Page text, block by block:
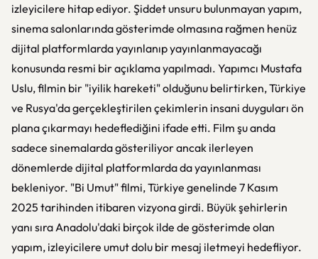
izleyicilere hitap ediyor. Şiddet unsuru bulunmayan yapım,
sinema salonlarında gösterimde olmasına rağmen henüz
dijital platformlarda yayınlanıp yayınlanmayacağı
konusunda resmi bir açıklama yapılmadı. Yapımcı Mustafa
Uslu, filmin bir "iyilik hareketi" olduğunu belirtirken, Türkiye
ve Rusya'da gerçekleştirilen çekimlerin insani duyguları ön
plana çıkarmayı hedeflediğini ifade etti. Film şu anda
sadece sinemalarda gösteriliyor ancak ilerleyen
dönemlerde dijital platformlarda da yayınlanması
bekleniyor. "Bi Umut" filmi, Türkiye genelinde 7 Kasım
2025 tarihinden itibaren vizyona girdi. Büyük şehirlerin
yanı sıra Anadolu'daki birçok ilde de gösterimde olan
yapım, izleyicilere umut dolu bir mesaj iletmeyi hedefliyor.